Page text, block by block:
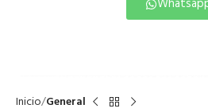
Inicio General